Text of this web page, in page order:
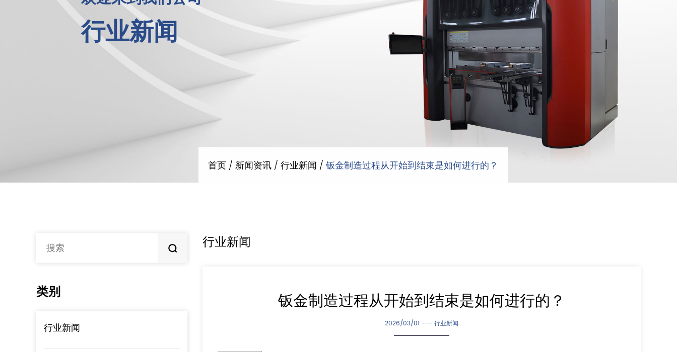
行业新闻
首页 / 新闻资讯 / 行业新闻 / 钣金制造过程从开始到结束是如何进行的？
类别
行业新闻
行业新闻
钣金制造过程从开始到结束是如何进行的？
2026/03/01 --- 行业新闻